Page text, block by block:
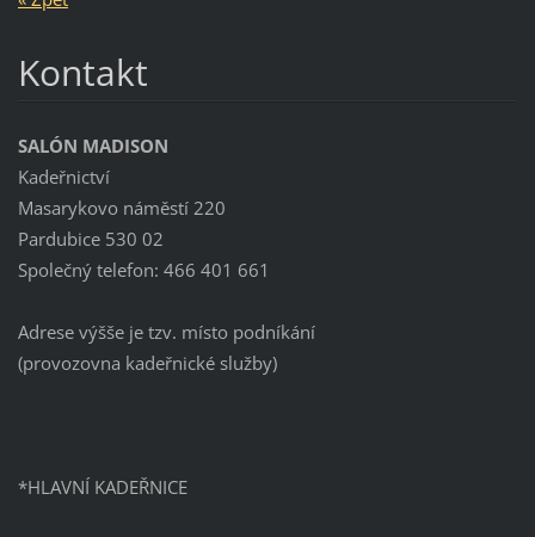
Kontakt
SALÓN MADISON
Kadeřnictví
Masarykovo náměstí 220
Pardubice 530 02
Společný telefon: 466 401 661
Adrese výšše je tzv. místo podníkání
(provozovna kadeřnické služby)
*HLAVNÍ KADEŘNICE